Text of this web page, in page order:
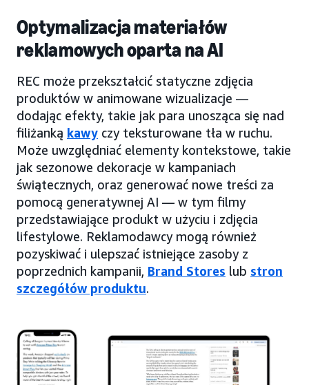
Optymalizacja materiałów
reklamowych oparta na AI
REC może przekształcić statyczne zdjęcia
produktów w animowane wizualizacje —
dodając efekty, takie jak para unosząca się nad
filiżanką kawy czy teksturowane tła w ruchu.
Może uwzględniać elementy kontekstowe, takie
jak sezonowe dekoracje w kampaniach
świątecznych, oraz generować nowe treści za
pomocą generatywnej AI — w tym filmy
przedstawiające produkt w użyciu i zdjęcia
lifestylowe. Reklamodawcy mogą również
pozyskiwać i ulepszać istniejące zasoby z
poprzednich kampanii, Brand Stores lub stron
szczegółów produktu.